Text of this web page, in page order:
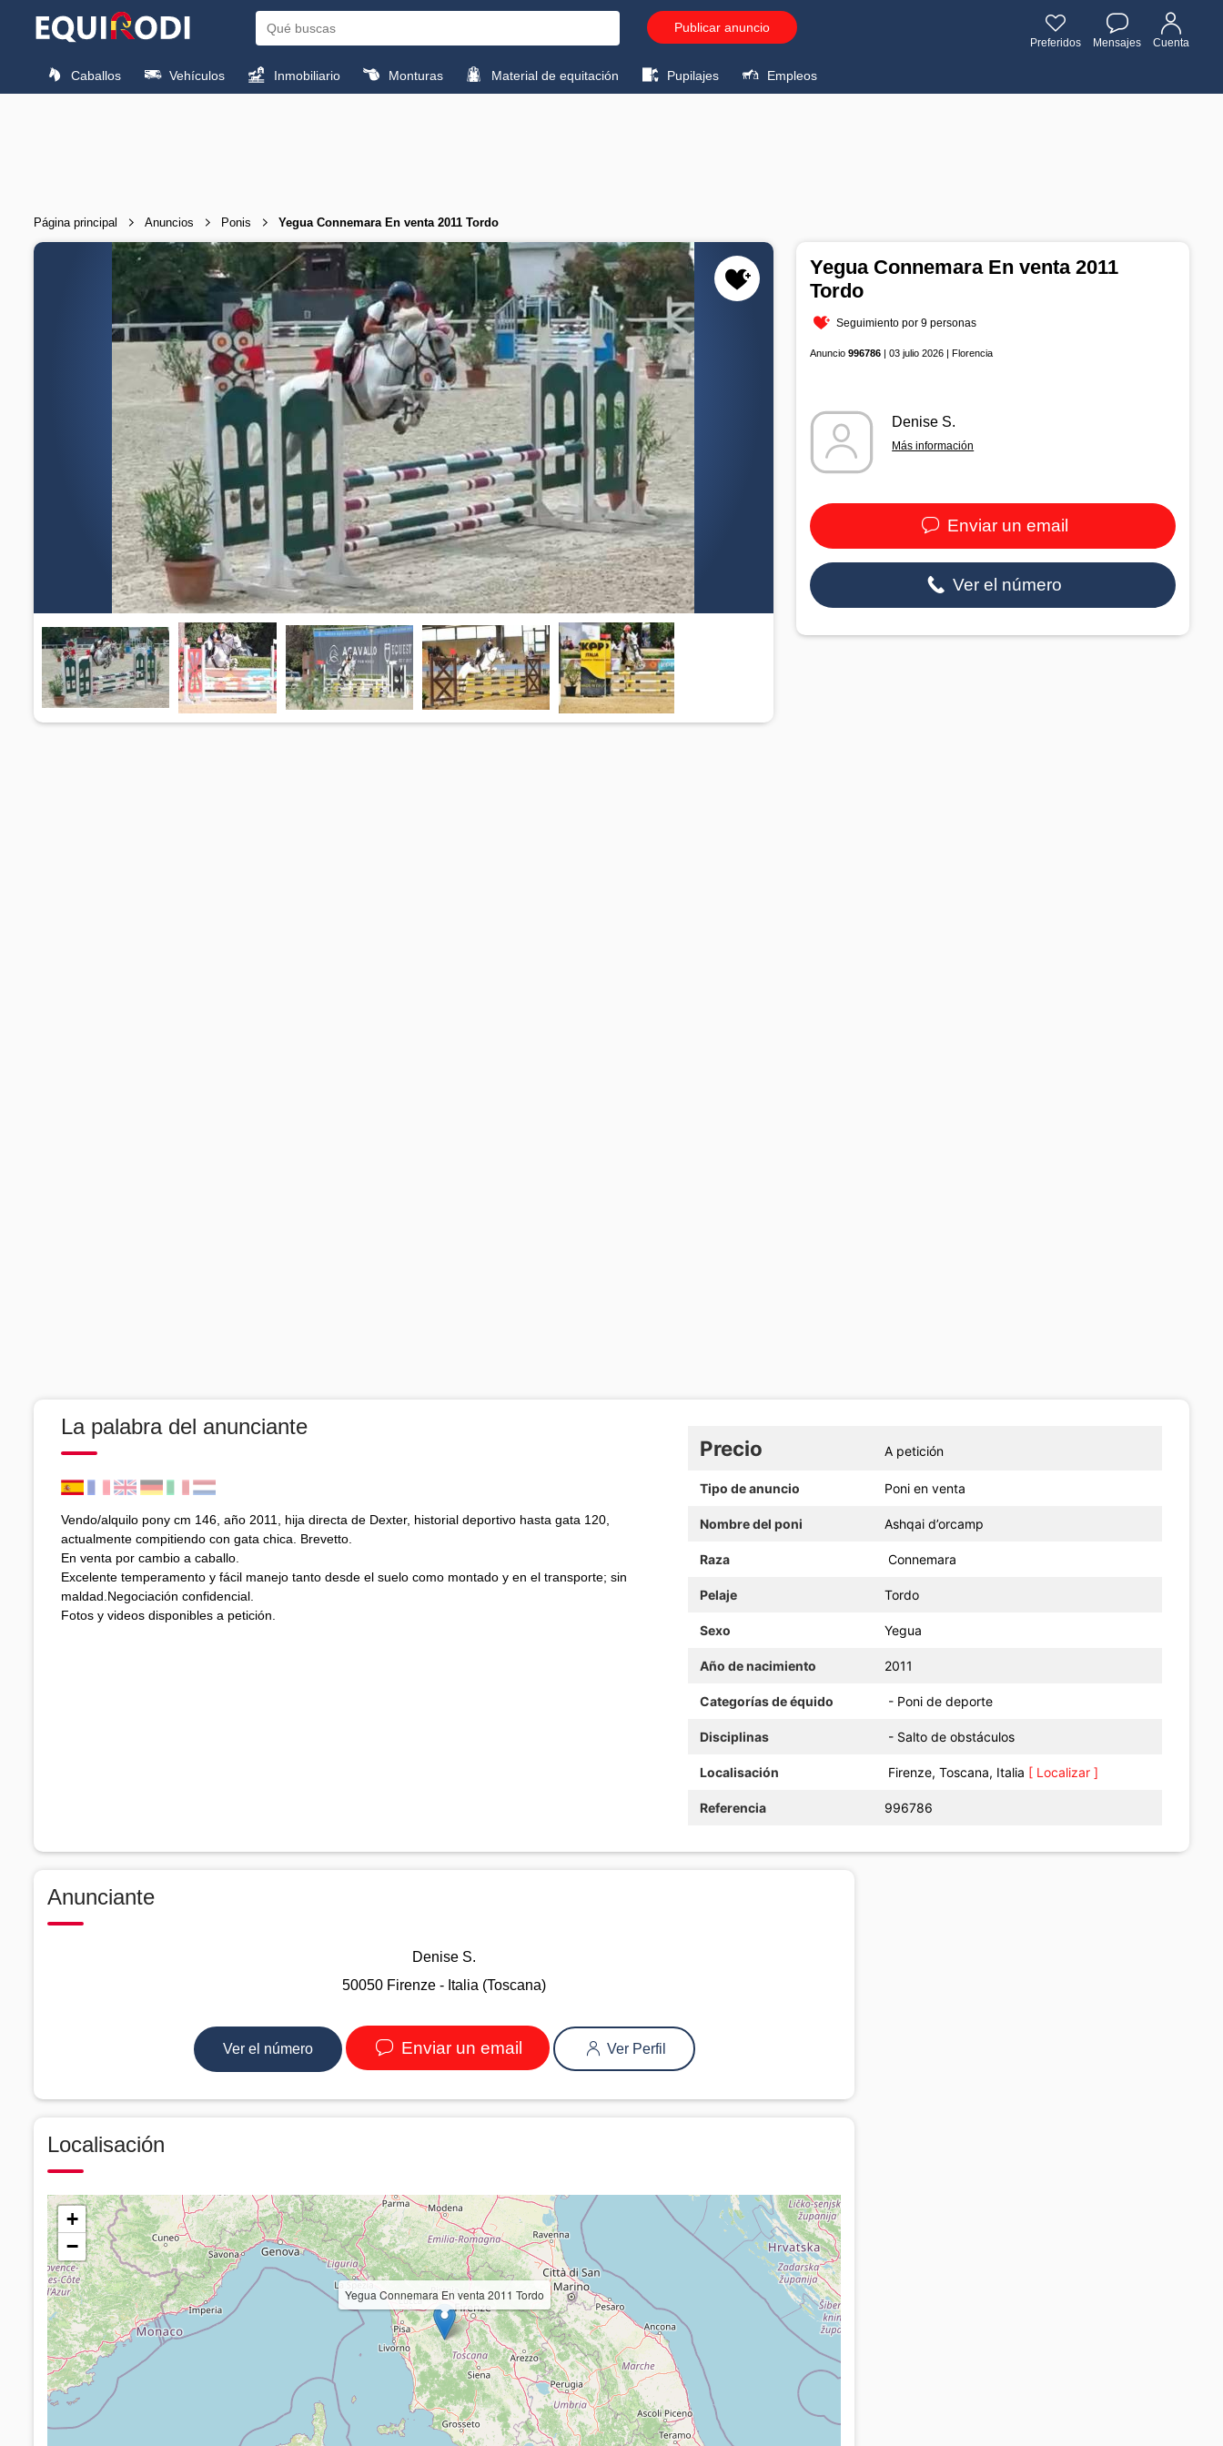
Publicar anuncio
Preferidos Mensajes Cuenta
Caballos Vehículos Inmobiliario Monturas Material de equitación Pupilajes Empleos
Página principal Anuncios Ponis Yegua Connemara En venta 2011 Tordo
Yegua Connemara En venta 2011
Tordo
Seguimiento por 9 personas
Anuncio996786 | 03 julio 2026 | Florencia
Denise S.
Más información
Enviar un email
Ver el número
La palabra del anunciante
Vendo/alquilo pony cm 146, año 2011, hija directa de Dexter, historial deportivo hasta gata 120,
actualmente compitiendo con gata chica. Brevetto.
En venta por cambio a caballo.
Excelente temperamento y fácil manejo tanto desde el suelo como montado y en el transporte; sin
maldad.Negociación confidencial.
Fotos y videos disponibles a petición.
Precio A petición
Tipo de anuncio Poni en venta
Nombre del poni Ashqai d’orcamp
Raza Connemara
Pelaje Tordo
Sexo Yegua
Año de nacimiento 2011
Categorías de équido - Poni de deporte
Disciplinas - Salto de obstáculos
Localisación Firenze, Toscana, Italia [ Localizar ]
Referencia 996786
Anunciante
Denise S.
50050 Firenze - Italia (Toscana)
Ver el número Enviar un email Ver Perfil
Localisación
Yegua Connemara En venta 2011 Tordo
+
−